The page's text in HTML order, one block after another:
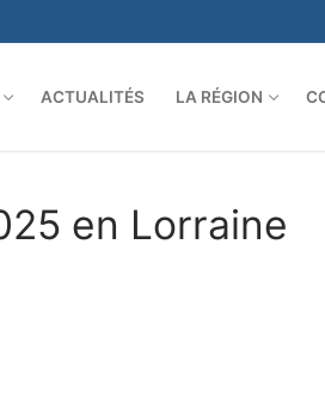
ACTUALITÉS LA RÉGION
en Lorraine